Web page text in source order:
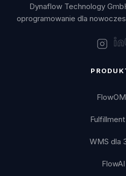
Dynaflow Technology
oprogramowanie dla
Fulfillment
WMS dla
FlowAI